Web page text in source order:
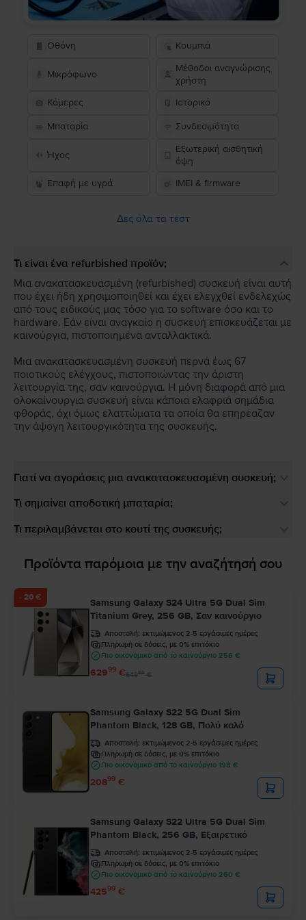
Οθόνη Κουμπιά
Μικρόφωνο
Μέθοδοι αναγνώρισης
χρήστη
Κάμερες
Ιστορικό
Μπαταρία Συνδεσιμότητα
Ήχος
Εξωτερική αισθητική
όψη
Επαφή με υγρά
IMEI & firmware
Δες όλα τα τεστ
Τι είναι ένα refurbished προϊόν;
Μια ανακατασκευασμένη (refurbished) συσκευή είναι αυτή
που έχει ήδη χρησιμοποιηθεί και έχει ελεγχθεί ενδελεχώς
από τους ειδικούς μας τόσο για το software όσο και το
hardware. Εάν είναι αναγκαίο η συσκευή επισκευάζεται με
καινούργια, πιστοποιημένα ανταλλακτικά.
Μια ανακατασκευασμένη συσκευή περνά έως 67
ποιοτικούς ελέγχους, πιστοποιώντας την άριστη
λειτουργία της, σαν καινούργια. Η μόνη διαφορά από μια
ολοκαίνουργια συσκευή είναι κάποια ελαφριά σημάδια
φθοράς, όχι όμως ελαττώματα τα οποία θα επηρέαζαν
την άψογη λειτουργικότητα της συσκευής.
Γιατί να αγοράσεις μια ανακατασκευασμένη συσκευή;
Τι σημαίνει αποδοτική μπαταρία;
Τι περιλαμβάνεται στο κουτί της συσκευής;
Προϊόντα παρόμοια με την αναζήτησή σου
- 20 €
Samsung Galaxy S24 Ultra 5G Dual Sim
Titanium Grey, 256 GB, Σαν καινούργιο
Αποστολή: εκτιμώμενος 2-5 εργάσιμες ημέρες
Πληρωμή σε δόσεις, με 0% επιτόκιο
Πιο οικονομικό από το καινούργιο 256 €
62999 €64999€
Samsung Galaxy S22 5G Dual Sim
Phantom Black, 128 GB, Πολύ καλό
Αποστολή: εκτιμώμενος 2-5 εργάσιμες ημέρες
Πληρωμή σε δόσεις, με 0% επιτόκιο
Πιο οικονομικό από το καινούργιο 198 €
20899 €
Samsung Galaxy S22 Ultra 5G Dual Sim
Phantom Black, 256 GB, Εξαιρετικό
Αποστολή: εκτιμώμενος 2-5 εργάσιμες ημέρες
Πληρωμή σε δόσεις, με 0% επιτόκιο
Πιο οικονομικό από το καινούργιο 260 €
42599 €